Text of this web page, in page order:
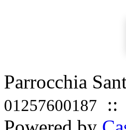
Parrocchia
01257600187 ::